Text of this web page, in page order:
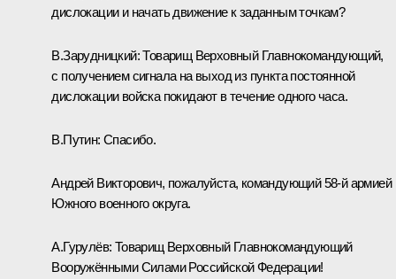
дислокации и начать движение к заданным точкам?
В.Зарудницкий:Товарищ Верховный Главнокомандующий,
с получением сигнала на выход из пункта постоянной
дислокации войска покидают в течение одного часа.
В.Путин: Спасибо.
Андрей Викторович, пожалуйста, командующий 58‑й армией
Южного военного округа.
А.Гурулёв: Товарищ Верховный Главнокомандующий
Вооружёнными Силами Российской Федерации!